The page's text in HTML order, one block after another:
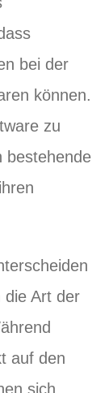
bei der
können.
zu
bestehende
die Art der
auf den
sich